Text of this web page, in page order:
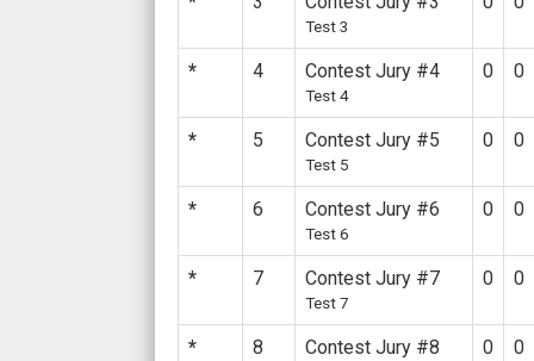
Test 3
* 4 Contest Jury #4
Test 4
0 0
* 5 Contest Jury #5
Test 5
0 0
* 6 Contest Jury #6
Test 6
0 0
* 7 Contest Jury #7
Test 7
0 0
* 8 Contest Jury #8 0 0